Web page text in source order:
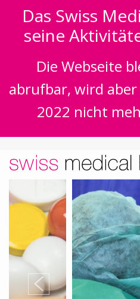
Das Swiss
seine
Die Webseite
abrufbar, wird aber
2022 nicht